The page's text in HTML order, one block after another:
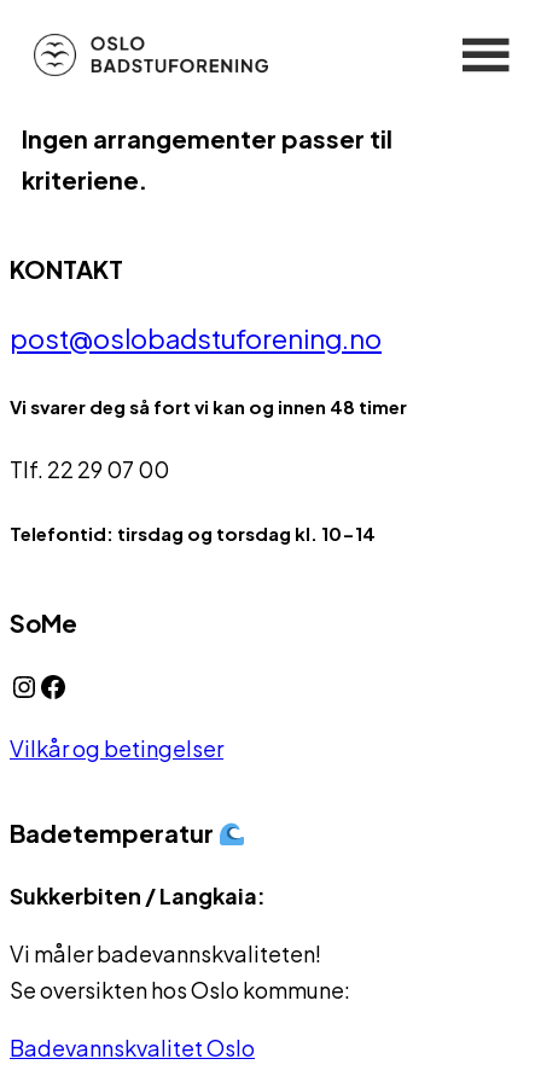
Ingen arrangementer passer til
kriteriene.
KONTAKT
post@oslobadstuforening.no
Vi svarer deg så fort vi kan og innen 48 timer
Tlf. 22 29 07 00
Telefontid: tirsdag og torsdag kl. 10-14
SoMe
InstagramFacebook
Vilkår og betingelser
Badetemperatur
Sukkerbiten / Langkaia:
Vi måler badevannskvaliteten!
Se oversikten hos Oslo kommune:
Badevannskvalitet Oslo